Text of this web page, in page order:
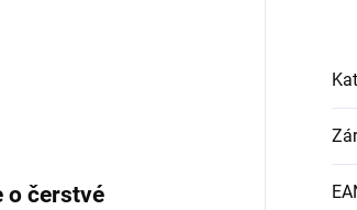
o čerstvé